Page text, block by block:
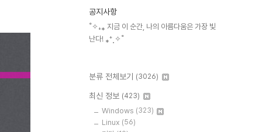
공지사항
˚✧₊⁎ 지금 이 순간, 나의 아름다움은 가장 빛
난다! ⁎⁺˳✧˚
분류 전체보기 (3026)
최신 정보 (423)
Windows (323)
Linux (56)